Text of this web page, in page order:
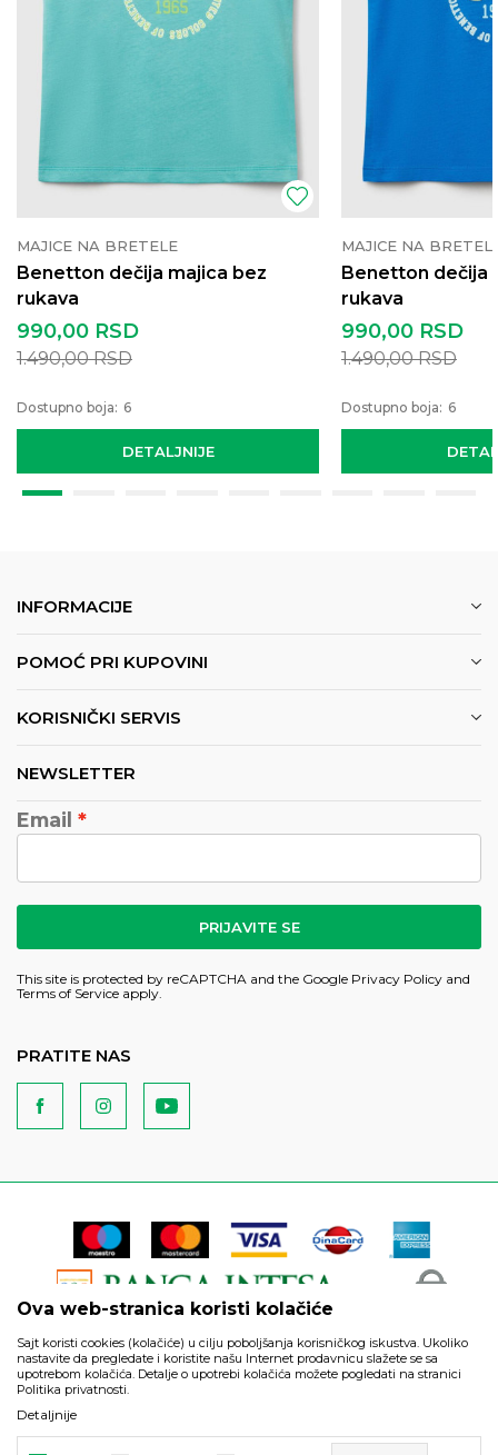
MAJICE NA BRETELE
Benetton dečija majica bez
rukava
DETALJNIJE
990,00 RSD
1.490,00RSD
Dostupno boja: 6
MAJICE NA
Benetton dečija
rukava
990,00 RSD
1.490,00RSD
Dostupno boja: 6
INFORMACIJE
POMOĆ PRI KUPOVINI
KORISNIČKI SERVIS
NEWSLETTER
Email
PRIJAVITE SE
This site is protected by reCAPTCHA and the Google Privacy Policy and
Terms of Service apply.
PRATITE NAS
artikli prikazani na sajtu su deo naše ponude i ne podrazumeva
da su dostupni u svakom trenutku.
Ova web-stranica koristi kolačiće
Sajt koristi cookies (kolačiće) u cilju poboljšanja korisničkog iskustva. Ukoliko
nastavite da pregledate i koristite našu Internet prodavnicu slažete se sa
upotrebom kolačića. Detalje o upotrebi kolačića možete pogledati na stranici
Politika privatnosti.
Detaljnije